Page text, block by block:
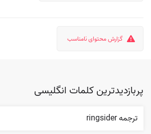
گزارش محتوای نامناسب
پربازدیدترین کلمات انگلیسی
ترجمه ringsider